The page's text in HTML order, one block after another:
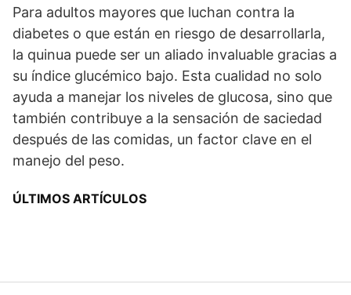
Para adultos mayores que luchan contra la
diabetes o que están en riesgo de desarrollarla,
la quinua puede ser un aliado invaluable gracias a
su índice glucémico bajo. Esta cualidad no solo
ayuda a manejar los niveles de glucosa, sino que
también contribuye a la sensación de saciedad
después de las comidas, un factor clave en el
manejo del peso.
ÚLTIMOS ARTÍCULOS